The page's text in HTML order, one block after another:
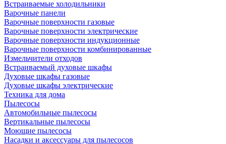
Встраиваемые холодильники
Варочные панели
Варочные поверхности газовые
Варочные поверхности электрические
Варочные поверхности индукционные
Варочные поверхности комбинированные
Измельчители отходов
Встраиваемый духовые шкафы
Духовые шкафы газовые
Духовые шкафы электрические
Техника для дома
Пылесосы
Автомобильные пылесосы
Вертикальные пылесосы
Моющие пылесосы
Насадки и аксессуары для пылесосов